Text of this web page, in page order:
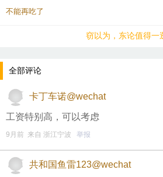
晚8点红包规则看
每晚20:00准时开始！
包。
不能再吃了
窃以为，东论值得一
全部评论
卡丁车诺@wechat
工资特别高，可以考虑
9月前 来自 浙江宁波 举报
共和国鱼雷123@wechat